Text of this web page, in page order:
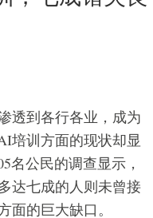
透到各行各业，成为
培训方面的现状却显
名公民的调查显示，
达七成的人则未曾接
的巨大缺口。